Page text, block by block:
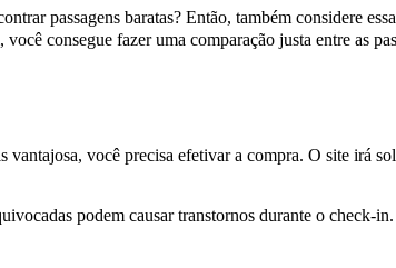
passagens baratas? Então, também considere
consegue fazer uma comparação justa entre as
vantajosa, você precisa efetivar a compra. O site irá
podem causar transtornos durante o